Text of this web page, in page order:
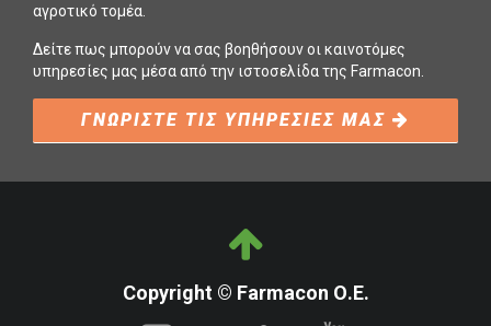
αγροτικό τομέα.
Δείτε πως μπορούν να σας βοηθήσουν οι καινοτόμες
υπηρεσίες μας μέσα από την ιστοσελίδα της Farmacon.
ΓΝΩΡΙΣΤΕ ΤΙΣ ΥΠΗΡΕΣΙΕΣ ΜΑΣ
Copyright © Farmacon Ο.Ε.